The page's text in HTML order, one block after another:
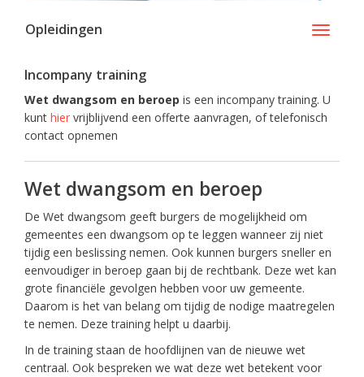
Toggle
Opleidingen
Incompany training
Wet dwangsom en beroep is een incompany training. U
kunt hier vrijblijvend een offerte aanvragen, of telefonisch
contact opnemen
Wet dwangsom en beroep
De Wet dwangsom geeft burgers de mogelijkheid om
gemeentes een dwangsom op te leggen wanneer zij niet
tijdig een beslissing nemen. Ook kunnen burgers sneller en
eenvoudiger in beroep gaan bij de rechtbank. Deze wet kan
grote financiële gevolgen hebben voor uw gemeente.
Daarom is het van belang om tijdig de nodige maatregelen
te nemen. Deze training helpt u daarbij.
In de training staan de hoofdlijnen van de nieuwe wet
centraal. Ook bespreken we wat deze wet betekent voor